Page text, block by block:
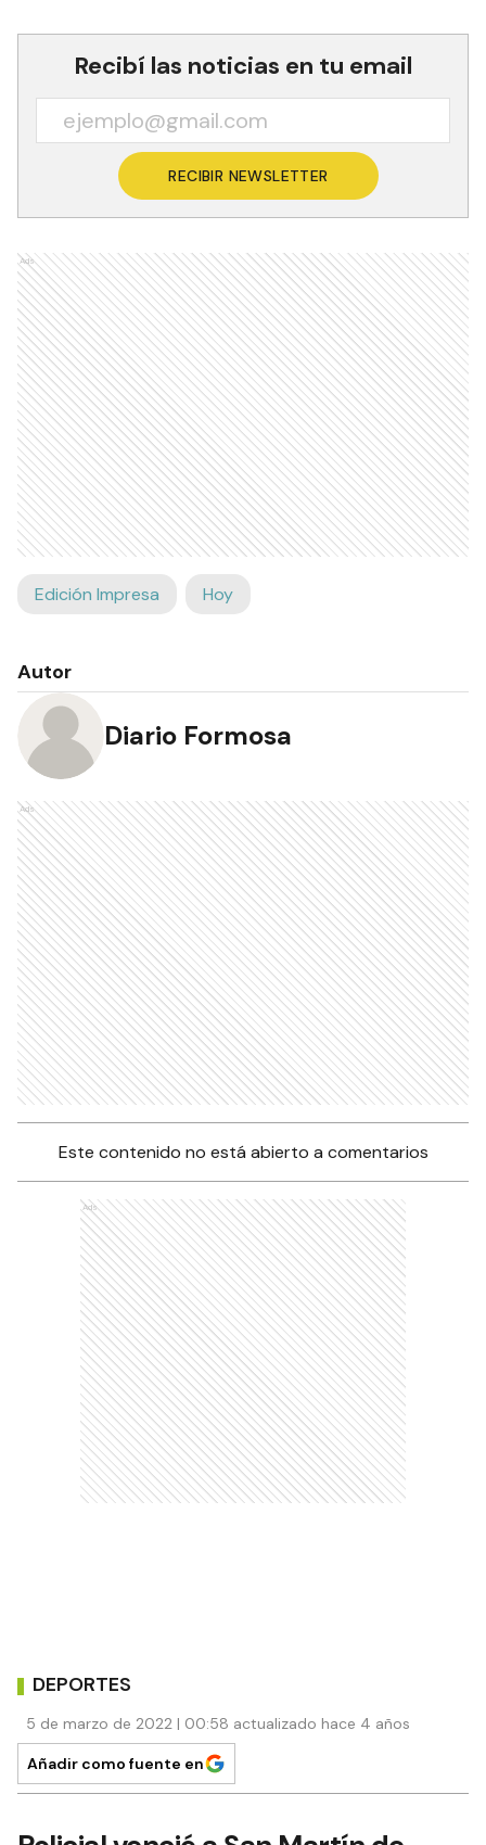
Recibí las noticias en tu email
RECIBIR NEWSLETTER
Ads
Edición Impresa Hoy
Autor
Diario Formosa
Ads
Este contenido no está abierto a comentarios
Ads
DEPORTES
5 de marzo de 2022 | 00:58 actualizado hace 4 años
Añadir como fuente en